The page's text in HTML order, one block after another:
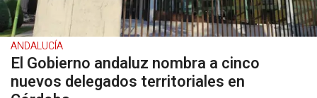
ANDALUCÍA
El Gobierno andaluz nombra a cinco
nuevos delegados territoriales en